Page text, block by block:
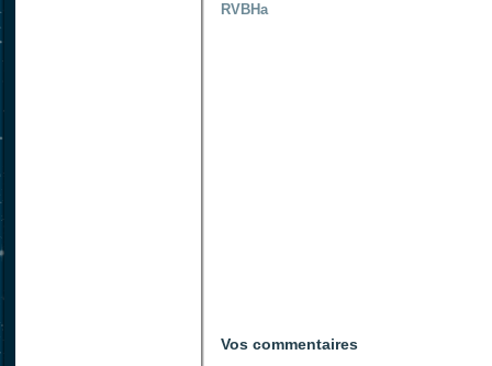
RVBHa
Vos commentaires